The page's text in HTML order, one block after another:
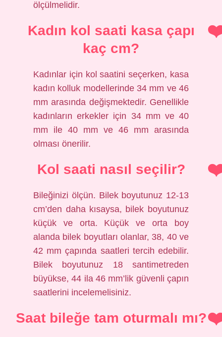
ölçülmelidir.
Kadın kol saati kasa çapı
kaç cm?
Kadınlar için kol saatini seçerken, kasa
kadın kolluk modellerinde 34 mm ve 46
mm arasında değişmektedir. Genellikle
kadınların erkekler için 34 mm ve 40
mm ile 40 mm ve 46 mm arasında
olması önerilir.
Kol saati nasıl seçilir?
Bileğinizi ölçün. Bilek boyutunuz 12-13
cm’den daha kısaysa, bilek boyutunuz
küçük ve orta. Küçük ve orta boy
alanda bilek boyutları olanlar, 38, 40 ve
42 mm çapında saatleri tercih edebilir.
Bilek boyutunuz 18 santimetreden
büyükse, 44 ila 46 mm’lik güvenli çapın
saatlerini incelemelisiniz.
Saat bileğe tam oturmalı mı?